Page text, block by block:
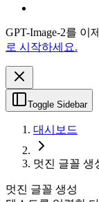
GPT-Image-2를 이
로 시작하세요.
Toggle Sidebar
대시보드
멋진 글꼴 생
멋진 글꼴 생성